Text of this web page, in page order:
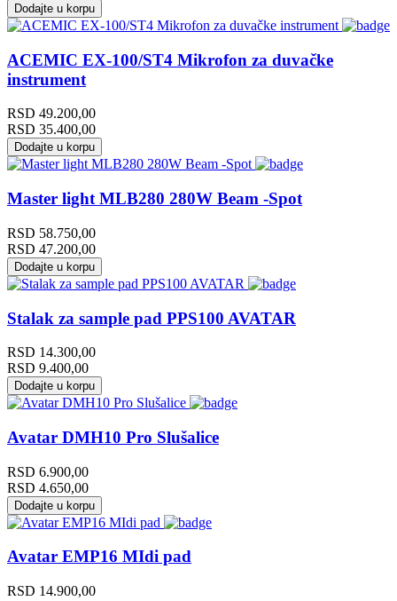
Dodajte u korpu
ACEMIC EX-100/ST4 Mikrofon za duvačke
instrument
RSD 49.200,00
RSD 35.400,00
Dodajte u korpu
Master light MLB280 280W Beam -Spot
RSD 58.750,00
RSD 47.200,00
Dodajte u korpu
Stalak za sample pad PPS100 AVATAR
RSD 14.300,00
RSD 9.400,00
Dodajte u korpu
Avatar DMH10 Pro Slušalice
RSD 6.900,00
RSD 4.650,00
Dodajte u korpu
Avatar EMP16 MIdi pad
RSD 14.900,00